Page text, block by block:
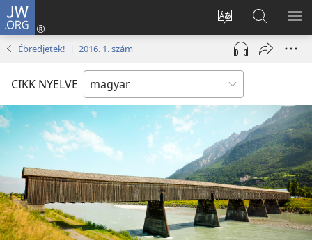
JW.ORG
Oldal
nyelvének
megváltoztatása
Bejelentkezés
(opens
window)
Keresés
a jw.org
honlapon
Ébredjetek! | 2016. 1. szám
CIKK NYELVE